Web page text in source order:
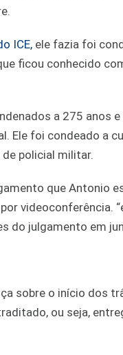
ICE, ele fazia foi
ficou conhecido
a 275 anos e
Ele foi condeado a
policial militar.
que Antonio
videoconferência.
do julgamento em
sobre o início dos
ou seja,